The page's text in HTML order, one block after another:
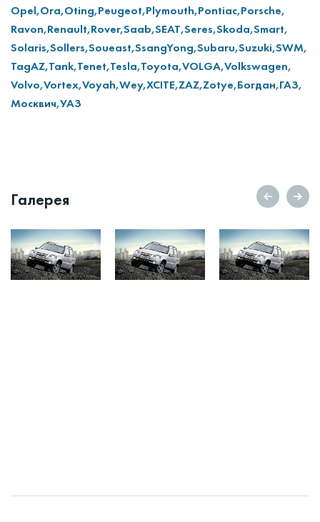
Opel,Ora,Oting,Peugeot,Plymouth,Pontiac,Porsche,
Ravon,Renault,Rover,Saab,SEAT,Seres,Skoda,Smart,
Solaris,Sollers,Soueast,SsangYong,Subaru,Suzuki,SWM,
TagAZ,Tank,Tenet,Tesla,Toyota,VOLGA,Volkswagen,
Volvo,Vortex,Voyah,Wey,XCITE,ZAZ,Zotye,Богдан,ГАЗ,
Москвич,УАЗ
Галерея